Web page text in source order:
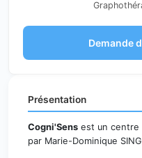
Présentation
Cogni'Sens est un centre
par Marie-Dominique
Demande